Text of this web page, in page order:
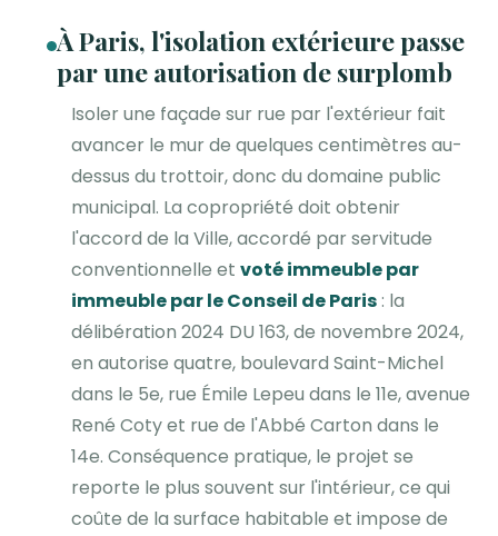
À Paris, l'isolation extérieure passe
par une autorisation de surplomb
Isoler une façade sur rue par l'extérieur fait
avancer le mur de quelques centimètres au-
dessus du trottoir, donc du domaine public
municipal. La copropriété doit obtenir
l'accord de la Ville, accordé par servitude
conventionnelle et voté immeuble par
immeuble par le Conseil de Paris: la
délibération 2024 DU 163, de novembre 2024,
en autorise quatre, boulevard Saint-Michel
dans le 5e, rue Émile Lepeu dans le 11e, avenue
René Coty et rue de l'Abbé Carton dans le
14e. Conséquence pratique, le projet se
reporte le plus souvent sur l'intérieur, ce qui
coûte de la surface habitable et impose de